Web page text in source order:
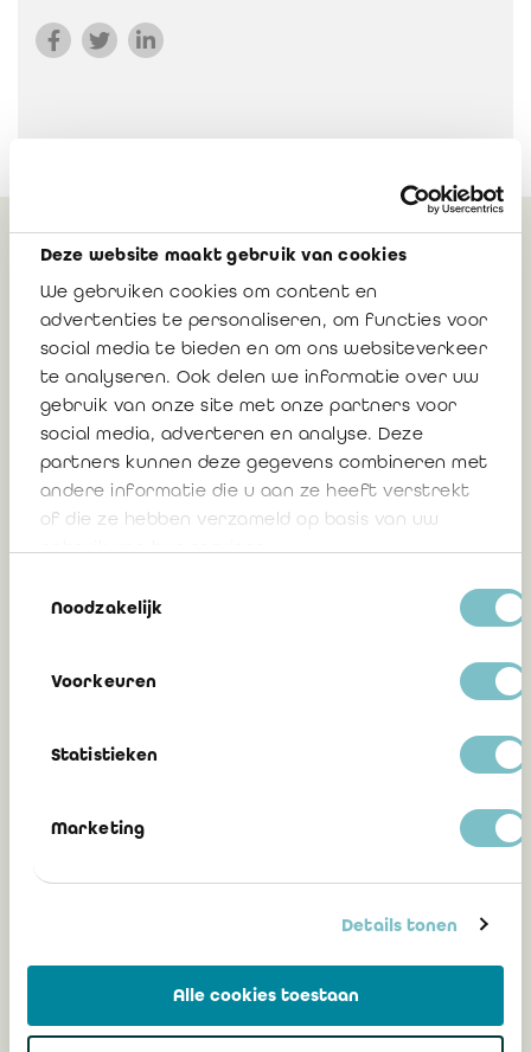
Deze website maakt gebruik van cookies
We gebruiken cookies om content en
advertenties te personaliseren, om functies voor
social media te bieden en om ons websiteverkeer
te analyseren. Ook delen we informatie over uw
gebruik van onze site met onze partners voor
social media, adverteren en analyse. Deze
partners kunnen deze gegevens combineren met
andere informatie die u aan ze heeft verstrekt
of die ze hebben verzameld op basis van uw
Noodzakelijk
Voorkeuren
Statistieken
Marketing
Details tonen
Alle cookies toestaan
Peut également vous
intéresser
Nouvelle procédure de connexion au
portail IRE: authentification
multifacteur (MFA) à partir du 12 mai
2026
L’Assemblée générale du 24 avril 2026 :
académique
7 mai 2026
Mise à jour : les documents financiers sont